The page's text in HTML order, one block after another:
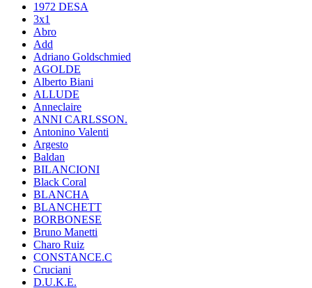
1972 DESA
3x1
Abro
Add
Adriano Goldschmied
AGOLDE
Alberto Biani
ALLUDE
Anneclaire
ANNI CARLSSON.
Antonino Valenti
Argesto
Baldan
BILANCIONI
Black Coral
BLANCHA
BLANCHETT
BORBONESE
Bruno Manetti
Charo Ruiz
CONSTANCE.C
Cruciani
D.U.K.E.